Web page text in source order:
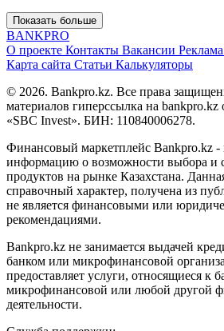
Показать больше
BANKPRO
О проекте Контакты Вакансии Реклама
Карта сайта Статьи Калькуляторы
© 2026. Bankpro.kz. Все права
материалов гиперссылка на bankpro.kz
«SBC Invest». БИН: 110840006278.
Финансовый маркетплейс Bankpro.kz -
информацию о возможности выбора и
продуктов на рынке Казахстана.
справочный характер, получена из
не является финансовыми или
рекомендациями.
Bankpro.kz не занимается выдачей
банком или микрофинансовой
предоставляет услуги, относящиеся к
микрофинансовой или любой другой
деятельности.